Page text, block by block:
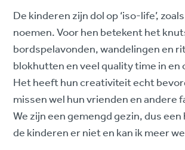
De kinderen zijn dol op ‘iso-life’,
noemen. Voor hen betekent het
bordspelavonden, wandelingen en
blokhutten en veel quality time in en
Het heeft hun creativiteit echt
missen wel hun vrienden en andere
We zijn een gemengd gezin, dus
de kinderen er niet en kan ik meer